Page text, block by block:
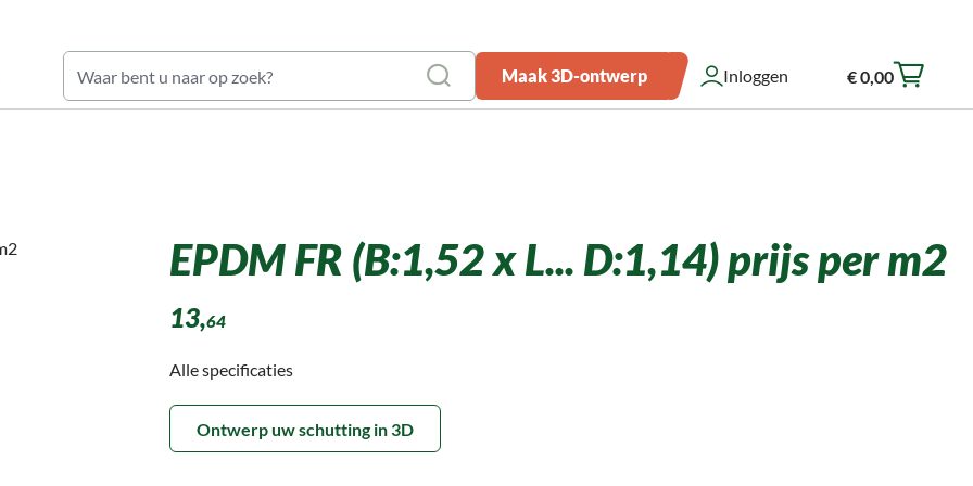
Maak 3D-ontwerp Inloggen € 0,00
EPDM FR (B:1,52 x L... D:1,14) prijs per m2
13,64
Alle specificaties
Ontwerp uw schutting in 3D